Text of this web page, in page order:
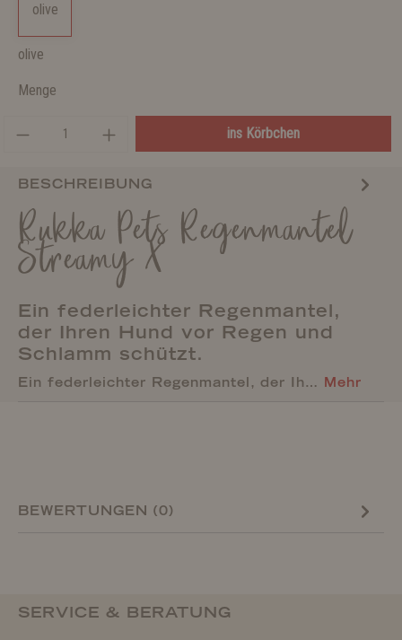
olive
olive
Menge
ins Körbchen
BESCHREIBUNG
Rukka Pets Regenmantel
Streamy X
Ein federleichter Regenmantel,
der Ihren Hund vor Regen und
Schlamm schützt.
Ein federleichter Regenmantel, der Ih… Mehr
BEWERTUNGEN (0)
SERVICE & BERATUNG